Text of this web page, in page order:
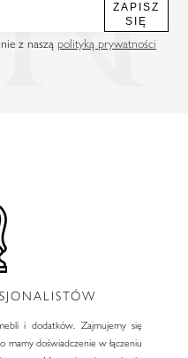
ZAPISZ
SIĘ
z naszą polityką prywatności
i dodatków. Zajmujemy się
doświadczenie w łączeniu